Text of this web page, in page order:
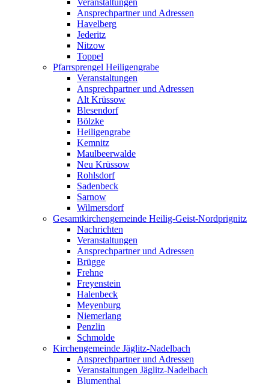
Veranstaltungen
Ansprechpartner und Adressen
Havelberg
Jederitz
Nitzow
Toppel
Pfarrsprengel Heiligengrabe
Veranstaltungen
Ansprechpartner und Adressen
Alt Krüssow
Blesendorf
Bölzke
Heiligengrabe
Kemnitz
Maulbeerwalde
Neu Krüssow
Rohlsdorf
Sadenbeck
Sarnow
Wilmersdorf
Gesamtkirchengemeinde Heilig-Geist-Nordprignitz
Nachrichten
Veranstaltungen
Ansprechpartner und Adressen
Brügge
Frehne
Freyenstein
Halenbeck
Meyenburg
Niemerlang
Penzlin
Schmolde
Kirchengemeinde Jäglitz-Nadelbach
Ansprechpartner und Adressen
Veranstaltungen Jäglitz-Nadelbach
Blumenthal